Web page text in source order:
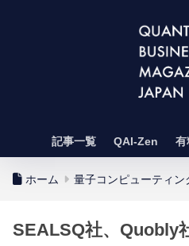
記事一覧 QAI-Zen 有
ホーム 量子コンピューティン
SEALSQ社、Quobly